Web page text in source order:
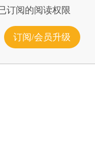
订阅的阅读权限
订阅/会员升级